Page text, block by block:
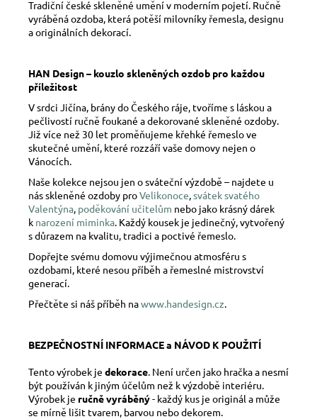
Tradiční české skleněné umění v moderním pojetí. Ručně
vyráběná ozdoba, která potěší milovníky řemesla, designu
a originálních dekorací.
HAN Design – kouzlo skleněných ozdob pro každou
příležitost
V srdci Jičína, brány do Českého ráje, tvoříme s láskou a
pečlivostí ručně foukané a dekorované skleněné ozdoby.
Již více než 30 let proměňujeme křehké řemeslo ve
skutečné umění, které rozzáří vaše domovy nejen o
Vánocích.
Naše kolekce nejsou jen o sváteční výzdobě – najdete u
nás skleněné ozdoby proVelikonoce,svátek svatého
Valentýna, poděkování učitelům nebo jako krásný dárek
k narození miminka. Každý kousek je jedinečný, vytvořený
s důrazem na kvalitu, tradici a poctivé řemeslo.
Dopřejte svému domovu výjimečnou atmosféru s
ozdobami, které nesou příběh a řemeslné mistrovství
generací.
Přečtěte si náš příběh nawww.handesign.cz.
BEZPEČNOSTNÍ INFORMACE a NÁVOD K POUŽITÍ
Tento výrobek je dekorace. Není určen jako hračka a nesmí
být používán k jiným účelům než k výzdobě interiéru.
Výrobek je ručně vyráběný- každý kus je originál a může
se mírně lišit tvarem, barvou nebo dekorem.